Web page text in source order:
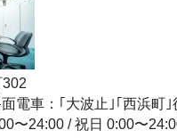
電車：｢大波止｣｢西浜町
〜24:00 / 祝日 0:00〜